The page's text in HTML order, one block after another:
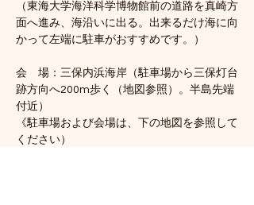
（東海大学海洋科学博物館前の道路を真崎方
面へ進み、海沿いに出る。出来るだけ海に向
かって左端に駐車がおすすめです。）
会　場：三保内浜海岸（駐車場から三保灯台
跡方向へ200m歩く（地図参照）。半島先端
付近）
《駐車場および会場は、下の地図を参照して
ください）